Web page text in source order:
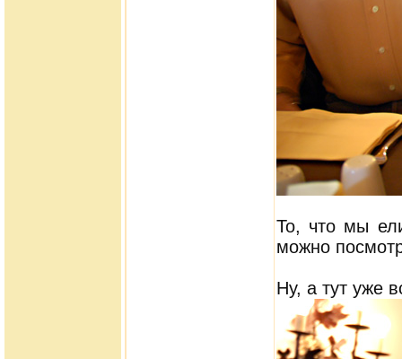
То, что мы
можно
Ну, а тут уже